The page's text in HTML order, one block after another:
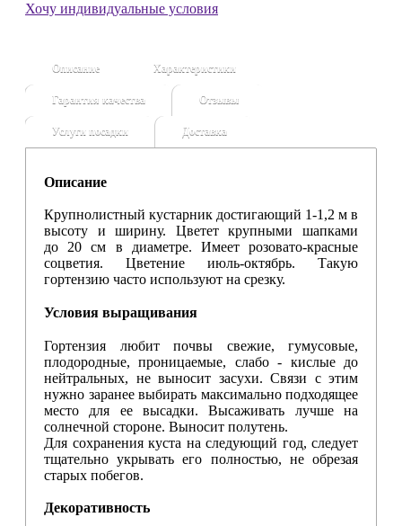
Хочу индивидуальные условия
Описание Характеристики
Гарантия качества Отзывы
Услуги посадки Доставка
Описание
Крупнолистный кустарник достигающий 1-1,2 м в
высоту и ширину. Цветет крупными шапками
до 20 см в диаметре. Имеет розовато-красные
соцветия. Цветение июль-октябрь. Такую
гортензию часто используют на срезку.
Условия выращивания
Гортензия любит почвы свежие, гумусовые,
плодородные, проницаемые, слабо - кислые до
нейтральных, не выносит засухи. Связи с этим
нужно заранее выбирать максимально подходящее
место для ее высадки. Высаживать лучше на
солнечной стороне. Выносит полутень.
Для сохранения куста на следующий год, следует
тщательно укрывать его полностью, не обрезая
старых побегов.
Декоративность